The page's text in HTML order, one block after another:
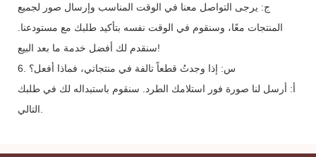
ج: يرجى التواصل معنا في الوقت المناسب وإرسال صور لجميع
المنتجات معًا، وسنقوم في الوقت نفسه بتأكيد طلبك مع مستودعنا.
سنقدم لك أفضل خدمة ما بعد البيع!
6. س: إذا وجدتُ قطعاً تالفة في منتجاتي، فماذا أفعل؟
أ: أرسل لنا صورة فور استلامك الطرد. سنقوم باستبداله لك في طلبك